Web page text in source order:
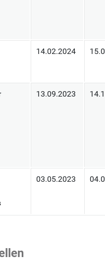
14.02.2024
13.09.2023
03.05.2023